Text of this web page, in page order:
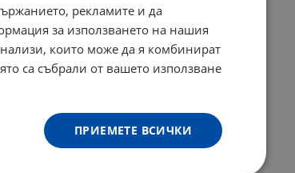
рекламите и да
за използването на нашия
които може да я комбинират
са събрали от вашето използване
ПРИЕМЕТЕ ВСИЧКИ